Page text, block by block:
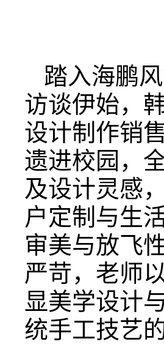
踏入海鹏
访谈伊始，
设计制作销
遗进校园，
及设计灵感
户定制与生
审美与放飞
严苛，老师
显美学设计
统手工技艺